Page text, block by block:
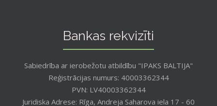
Bankas rekvizīti
Sabiedrība ar ierobežotu atbildību "IPAKS BALTIJA"
Reģistrācijas numurs: 40003362344
PVN: LV40003362344
Juridiska Adrese: Rīga, Andreja Saharova iela 17 - 60